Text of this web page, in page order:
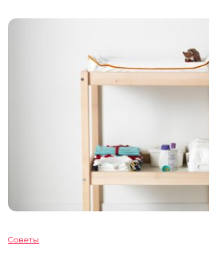
Советы